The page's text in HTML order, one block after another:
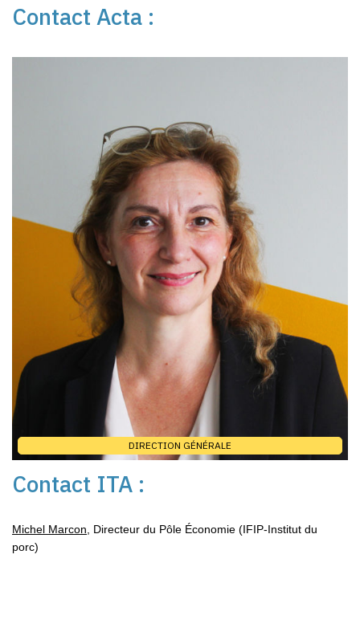
Place de Marchés by Ifip, la plateforme web de l’économie
Contact Acta :
DIRECTION GÉNÉRALE
Contact ITA :
Michel Marcon Directeur du Pôle Économie (IFIP-Institut du
porc)